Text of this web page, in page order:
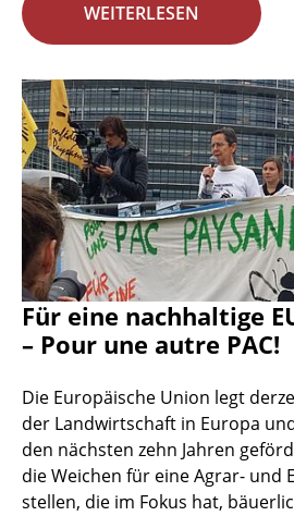
WEITERLESEN
Für eine nachhaltige
– Pour une autre PAC!
Die Europäische Union legt
der Landwirtschaft in Europa
den nächsten zehn Jahren
die Weichen für eine Agrar- und
stellen, die im Fokus hat,